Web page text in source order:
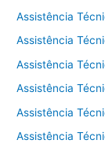
Assistência
Assistência
Assistência
Assistência
Assistência
Assistência